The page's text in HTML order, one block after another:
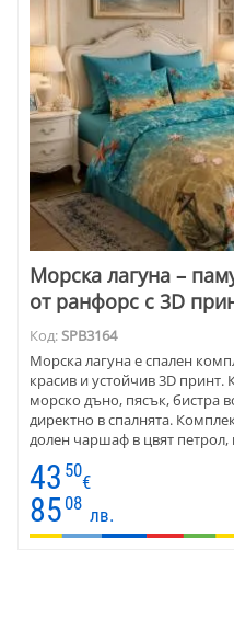
Морска лагуна –
от ранфорс с 3D
Код:SPB3164
Морска лагуна е спален
красив и устойчив 3D принт.
морско дъно, пясък, бистра
директно в спалнята.
долен чаршаф в цвят
на десена. Меката памучна
всички сезони.
43 50
€
85 08
лв.